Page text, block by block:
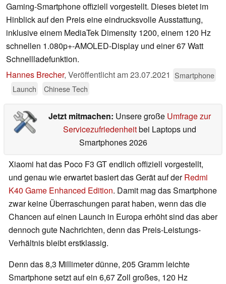
Gaming-Smartphone offiziell vorgestellt. Dieses bietet im
Hinblick auf den Preis eine eindrucksvolle Ausstattung,
inklusive einem MediaTek Dimensity 1200, einem 120 Hz
schnellen 1.080p+-AMOLED-Display und einer 67 Watt
Schnellladefunktion.
Hannes Brecher, Veröffentlicht am23.07.2021 Smartphone
Launch
Chinese Tech
Jetzt mitmachen: Unsere große Umfrage zur
Servicezufriedenheitbei Laptops und
Smartphones 2026
Xiaomi hat das Poco F3 GT endlich offiziell vorgestellt,
und genau wie erwartet basiert das Gerät auf derRedmi
K40 Game Enhanced Edition. Damit mag das Smartphone
zwar keine Überraschungen parat haben, wenn das die
Chancen auf einen Launch in Europa erhöht sind das aber
dennoch gute Nachrichten, denn das Preis-Leistungs-
Verhältnis bleibt erstklassig.
Denn das 8,3 Millimeter dünne, 205 Gramm leichte
Smartphone setzt auf ein 6,67 Zoll großes, 120 Hz